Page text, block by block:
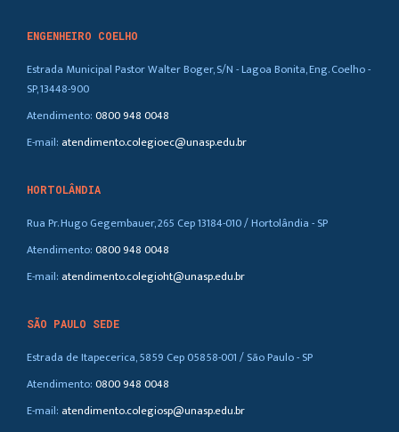
ENGENHEIRO COELHO
Estrada Municipal Pastor Walter Boger, S/N - Lagoa Bonita, Eng. Coelho -
SP, 13448-900
Atendimento:0800 948 0048
E-mail: atendimento.colegioec@unasp.edu.br
HORTOLÂNDIA
Rua Pr. Hugo Gegembauer, 265 Cep 13184-010 / Hortolândia - SP
Atendimento:0800 948 0048
E-mail: atendimento.colegioht@unasp.edu.br
SÃO PAULO SEDE
Estrada de Itapecerica, 5859 Cep 05858-001 / São Paulo - SP
Atendimento:0800 948 0048
E-mail: atendimento.colegiosp@unasp.edu.br